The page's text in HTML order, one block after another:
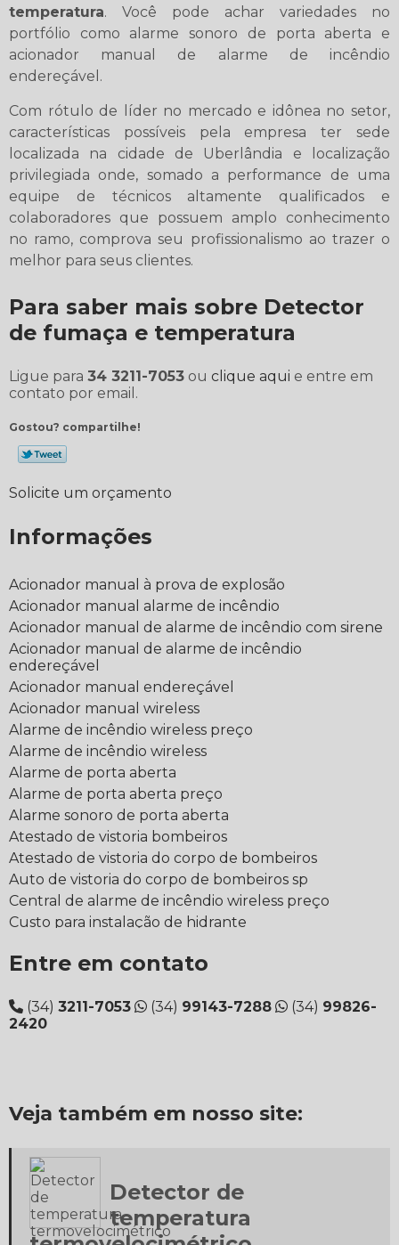
temperatura. Você pode achar variedades no
portfólio como alarme sonoro de porta aberta e
acionador manual de alarme de incêndio
endereçável.
Com rótulo de líder no mercado e idônea no setor,
características possíveis pela empresa ter sede
localizada na cidade de Uberlândia e localização
privilegiada onde, somado a performance de uma
equipe de técnicos altamente qualificados e
colaboradores que possuem amplo conhecimento
no ramo, comprova seu profissionalismo ao trazer o
melhor para seus clientes.
Para saber mais sobre Detector
de fumaça e temperatura
Ligue para 34 3211-7053 ou clique aqui e entre em
contato por email.
Gostou? compartilhe!
Solicite um orçamento
Informações
Acionador manual à prova de explosão
Acionador manual alarme de incêndio
Acionador manual de alarme de incêndio com sirene
Acionador manual de alarme de incêndio
endereçável
Acionador manual endereçável
Acionador manual wireless
Alarme de incêndio wireless preço
Alarme de incêndio wireless
Alarme de porta aberta
Alarme de porta aberta preço
Alarme sonoro de porta aberta
Atestado de vistoria bombeiros
Atestado de vistoria do corpo de bombeiros
Auto de vistoria do corpo de bombeiros sp
Central de alarme de incêndio wireless preço
Custo para instalação de hidrante
Detector de fumaça e temperatura
Detector de fumaça firebee
Detector de fumaça linear
Detector de gás glp
Detector de temperatura termovelocimétrico
Detector térmico e termovelocimétrico
Detectores de fumaça e sprinklers
Detecção de fumaça
Entre em contato
(34) 3211-7053 (34) 99143-7288 (34) 99826-
2420
Veja também em nosso site:
Detector de
temperatura